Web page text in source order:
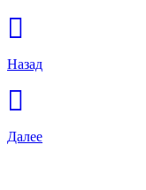
Назад
Далее